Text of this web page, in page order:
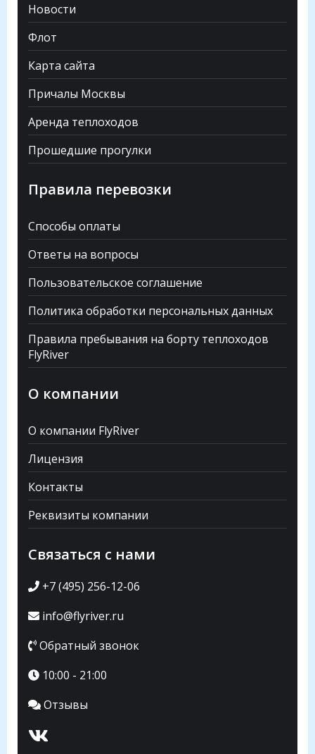
Новости
Флот
Карта сайта
Причалы Москвы
Аренда теплоходов
Прошедшие прогулки
Правила перевозки
Способы оплаты
Ответы на вопросы
Пользовательское соглашение
Политика обработки персональных данных
Правила пребывания на борту теплоходов
FlyRiver
О компании
О компании FlyRiver
Лицензия
Контакты
Реквизиты компании
Связаться с нами
+7 (495) 256-12-06
info@flyriver.ru
Обратный звонок
10:00 - 21:00
Отзывы